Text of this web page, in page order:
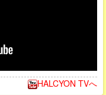
HALCYON TVへ